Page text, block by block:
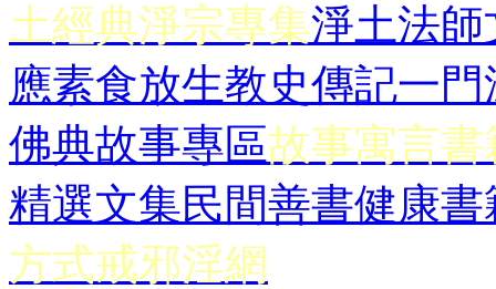
土經典淨宗專集淨土法師
應素食放生教史傳記一門
佛典故事專區故事寓言書
精選文集民間善書健康書
方式戒邪淫網